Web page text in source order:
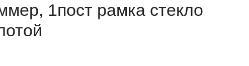
1пост рамка стекло